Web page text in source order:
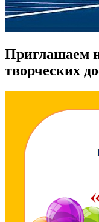
Приглашаем
творческих